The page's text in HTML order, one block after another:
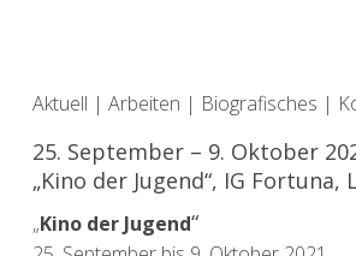
Aktuell | Arbeiten | Biografisches |
25. September – 9. Oktober
„Kino der Jugend“, IG Fortuna,
„Kino der Jugend“